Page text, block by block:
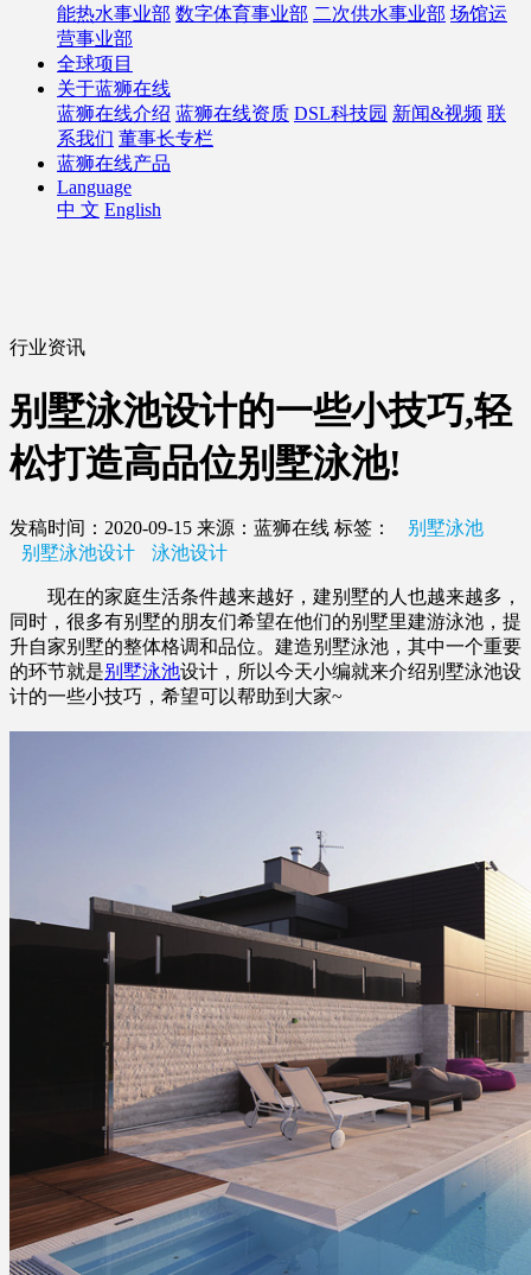
能热水事业部 数字体育事业部 二次供水事业部 场馆运
营事业部
全球项目
关于蓝狮在线
蓝狮在线介绍 蓝狮在线资质 DSL科技园 新闻&视频 联
系我们 董事长专栏
蓝狮在线产品
Language
中 文 English
行业资讯
别墅泳池设计的一些小技巧,轻
松打造高品位别墅泳池!
发稿时间：2020-09-15 来源：蓝狮在线 标签：
别墅泳池
别墅泳池设计
泳池设计
现在的家庭生活条件越来越好，建别墅的人也越来越多，
同时，很多有别墅的朋友们希望在他们的别墅里建游泳池，提
升自家别墅的整体格调和品位。建造别墅泳池，其中一个重要
的环节就是别墅泳池设计，所以今天小编就来介绍别墅泳池设
计的一些小技巧，希望可以帮助到大家~